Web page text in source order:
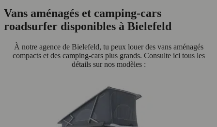
Vans aménagés et camping-cars
roadsurfer disponibles à Bielefeld
À notre agence de Bielefeld, tu peux louer des vans aménagés
compacts et des camping-cars plus grands. Consulte ici tous les
détails sur nos modèles :